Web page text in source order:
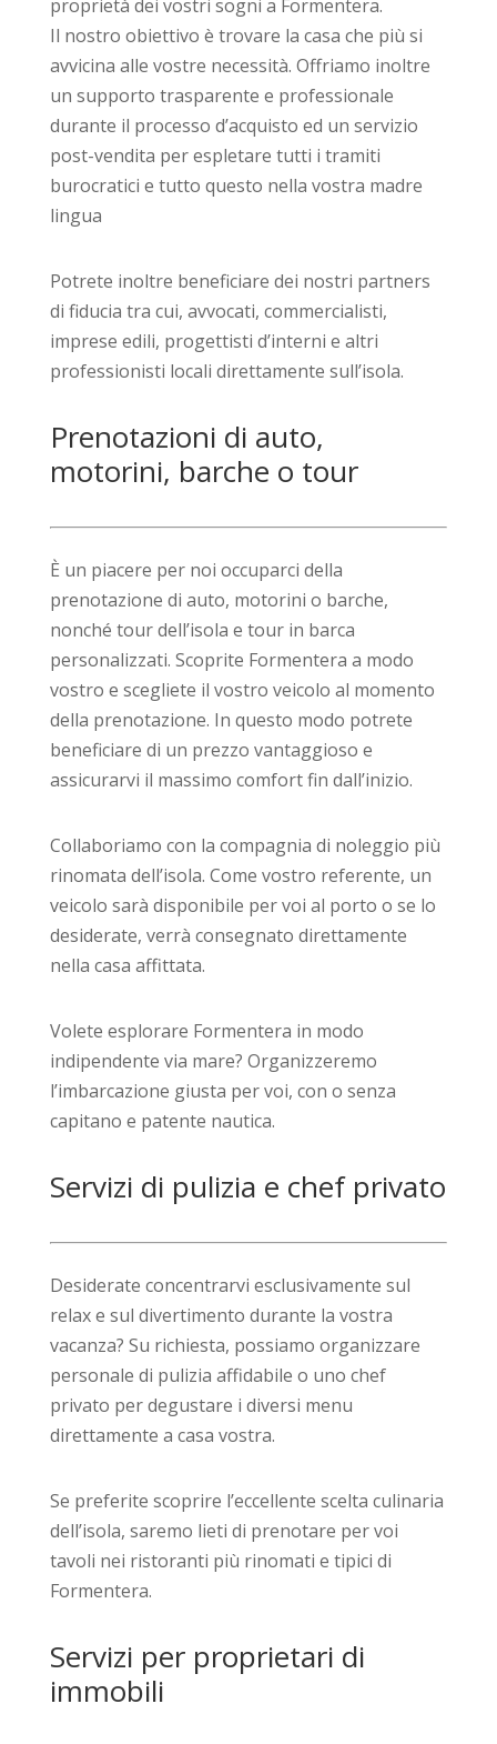
proprietà dei vostri sogni a Formentera.
Il nostro obiettivo è trovare la casa che più si
avvicina alle vostre necessità. Offriamo inoltre
un supporto trasparente e professionale
durante il processo d’acquisto ed un servizio
post-vendita per espletare tutti i tramiti
burocratici e tutto questo nella vostra madre
lingua
Potrete inoltre beneficiare dei nostri partners
di fiducia tra cui, avvocati, commercialisti,
imprese edili, progettisti d’interni e altri
professionisti locali direttamente sull’isola.
Prenotazioni di auto,
motorini, barche o tour
È un piacere per noi occuparci della
prenotazione di auto, motorini o barche,
nonché tour dell’isola e tour in barca
personalizzati. Scoprite Formentera a modo
vostro e scegliete il vostro veicolo al momento
della prenotazione. In questo modo potrete
beneficiare di un prezzo vantaggioso e
assicurarvi il massimo comfort fin dall’inizio.
Collaboriamo con la compagnia di noleggio più
rinomata dell’isola. Come vostro referente, un
veicolo sarà disponibile per voi al porto o se lo
desiderate, verrà consegnato direttamente
nella casa affittata.
Volete esplorare Formentera in modo
indipendente via mare? Organizzeremo
l’imbarcazione giusta per voi, con o senza
capitano e patente nautica.
Servizi di pulizia e chef privato
Desiderate concentrarvi esclusivamente sul
relax e sul divertimento durante la vostra
vacanza? Su richiesta, possiamo organizzare
personale di pulizia affidabile o uno chef
privato per degustare i diversi menu
direttamente a casa vostra.
Se preferite scoprire l’eccellente scelta culinaria
dell’isola, saremo lieti di prenotare per voi
tavoli nei ristoranti più rinomati e tipici di
Formentera.
Servizi per proprietari di
immobili